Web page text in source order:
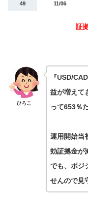
49 11/06
証
ひろこ
『USD/
益が増えて
って653％
運用開始当
効証拠金が
でも、ポジ
せんので見